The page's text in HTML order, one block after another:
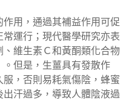
用，通過其補益作用可促
運行；現代醫學研究亦表
維生素Ｃ和黃酮類化合物
但是，生薑具有發散作
，否則易耗氣傷陰，蜂蜜
汗過多，導致人體陰液過